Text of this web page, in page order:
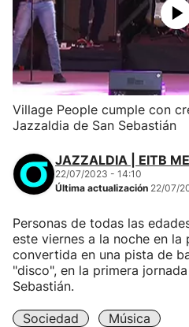
Village People cumple con
Jazzaldia de San Sebastián
JAZZALDIA | EITB
22/07/2023 - 14:10
Última actualización 22/07/
Personas de todas las
este viernes a la noche en la
convertida en una pista de
"disco", en la primera
Sebastián.
Sociedad
Música